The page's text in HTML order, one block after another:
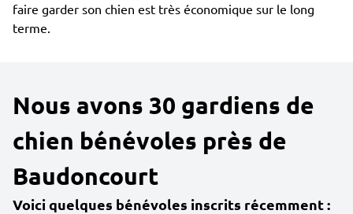
faire garder son chien est très économique sur le long
terme.
Nous avons 30 gardiens de
chien bénévoles près de
Baudoncourt
Voici quelques bénévoles inscrits récemment :